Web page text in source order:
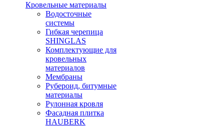
Кровельные материалы
Водосточные
системы
Гибкая черепица
SHINGLAS
Комплектующие для
кровельных
материалов
Мембраны
Рубероид, битумные
материалы
Рулонная кровля
Фасадная плитка
HAUBERK